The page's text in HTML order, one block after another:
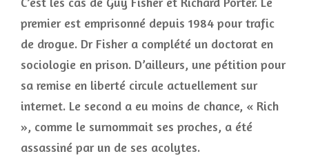
premier est emprisonné depuis 1984 pour trafic
de drogue. Dr Fisher a complété un doctorat en
sociologie en prison. D’ailleurs, une pétition pour
sa remise en liberté circule actuellement sur
internet. Le second a eu moins de chance, « Rich
», comme le surnommait ses proches, a été
assassiné par un de ses acolytes.